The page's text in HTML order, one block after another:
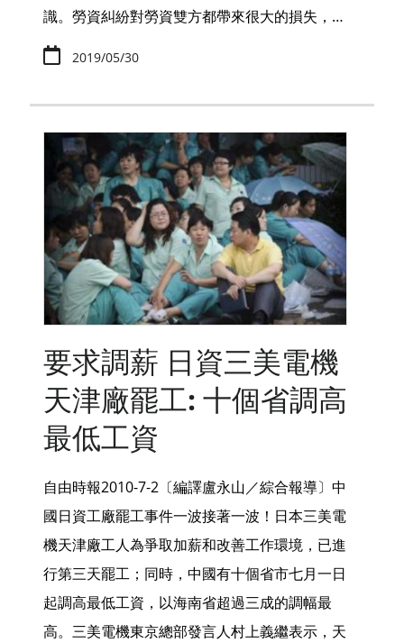
識。勞資糾紛對勞資雙方都帶來很大的損失，…
2019/05/30
要求調薪 日資三美電機
天津廠罷工: 十個省調高
最低工資
自由時報2010-7-2〔編譯盧永山／綜合報導〕中
國日資工廠罷工事件一波接著一波！日本三美電
機天津廠工人為爭取加薪和改善工作環境，已進
行第三天罷工；同時，中國有十個省市七月一日
起調高最低工資，以海南省超過三成的調幅最
高。三美電機東京總部發言人村上義繼表示，天